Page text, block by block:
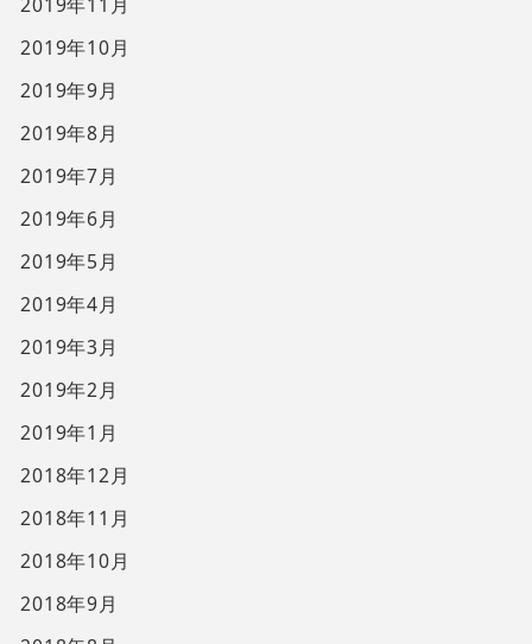
2019年10月
2019年9月
2019年8月
2019年7月
2019年6月
2019年5月
2019年4月
2019年3月
2019年2月
2019年1月
2018年12月
2018年11月
2018年10月
2018年9月